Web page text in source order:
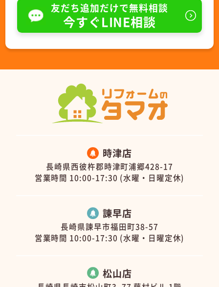
友だち追加だけで無料相談
今すぐLINE相談
時津店
長崎県西彼杵郡時津町浦郷428-17
営業時間 10:00-17:30 (水曜・日曜定休)
諫早店
長崎県諫早市福田町38-57
営業時間 10:00-17:30 (水曜・日曜定休)
松山店